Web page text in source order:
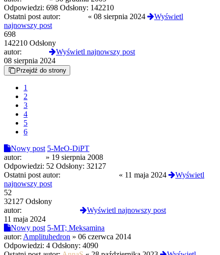
Odpowiedzi: 698 Odsłony: 142210
Ostatni post autor:
« 08 sierpnia 2024
Wyświetl
najnowszy post
698
142210 Odsłony
autor:
Wyświetl najnowszy post
08 sierpnia 2024
Przejdź do strony
1
2
3
4
5
6
Nowy post 5-MeO-DiPT
autor:
» 19 sierpnia 2008
Odpowiedzi: 52 Odsłony: 32127
Ostatni post autor:
« 11 maja 2024
Wyświetl
najnowszy post
52
32127 Odsłony
autor:
Wyświetl najnowszy post
11 maja 2024
Nowy post 5-MT; Meksamina
autor: Amplituhedron » 06 czerwca 2014
Odpowiedzi: 4 Odsłony: 4090